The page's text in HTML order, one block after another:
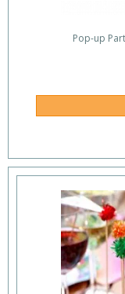
Pop-up